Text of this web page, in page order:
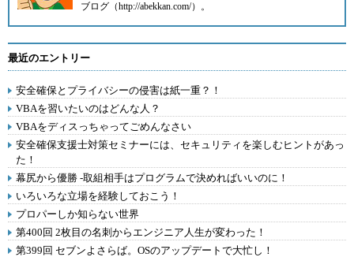
ブログ（http://abekkan.com/）。
最近のエントリー
安全確保とプライバシーの侵害は紙一重？！
VBAを習いたいのはどんな人？
VBAをディスっちゃってごめんなさい
安全確保支援士対策セミナーには、セキュリティを楽しむヒントがあっ
た！
幕尻から優勝 -取組相手はプログラムで決めればいいのに！
いろいろな立場を経験しておこう！
プロパーしか知らない世界
第400回 2枚目の名刺からエンジニア人生が変わった！
第399回 セブンよさらば。OSのアップデートで大忙し！